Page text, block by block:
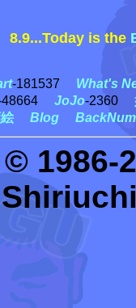
8.9...Today is the
-181537 What's
48664 JoJo-2360
Blog
1986-